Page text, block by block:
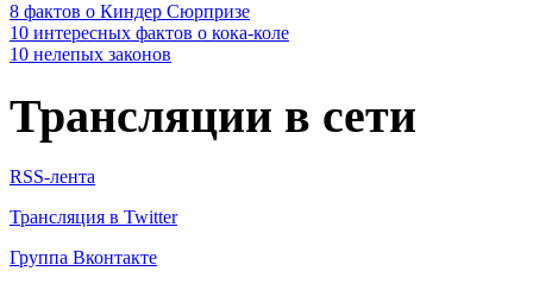
8 фактов о Киндер Сюрпризе
10 интересных фактов о кока-коле
10 нелепых законов
Трансляции в сети
RSS-лента
Трансляция в Twitter
Группа Вконтакте